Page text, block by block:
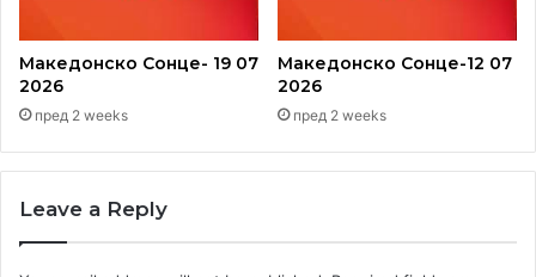
Македонско Сонце- 19 07
2026
пред 2 weeks
Македонско Сонце-12 07
2026
пред 2 weeks
Leave a Reply